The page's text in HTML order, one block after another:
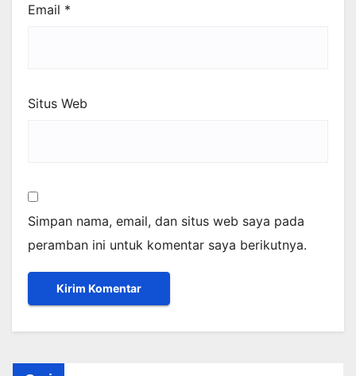
Email *
Situs Web
Simpan nama, email, dan situs web saya pada
peramban ini untuk komentar saya berikutnya.